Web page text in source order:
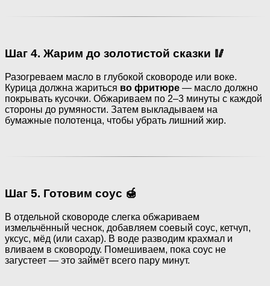
Шаг 4. Жарим до золотистой сказки 🥢
Разогреваем масло в глубокой сковороде или воке.
Курица должна жариться во фритюре — масло должно
покрывать кусочки. Обжариваем по 2–3 минуты с каждой
стороны до румяности. Затем выкладываем на
бумажные полотенца, чтобы убрать лишний жир.
Шаг 5. Готовим соус 🍯
В отдельной сковороде слегка обжариваем
измельчённый чеснок, добавляем соевый соус, кетчуп,
уксус, мёд (или сахар). В воде разводим крахмал и
вливаем в сковороду. Помешиваем, пока соус не
загустеет — это займёт всего пару минут.